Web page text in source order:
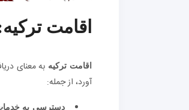
اقامت
اقامت ترکیه به معنای
آورد، از جمله:
دسترسی به